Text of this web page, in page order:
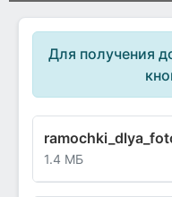
Для получения
1.4 МБ